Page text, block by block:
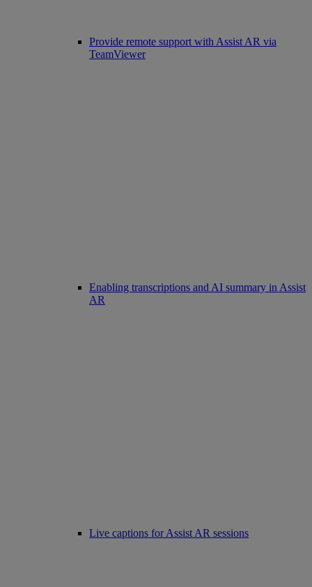
Provide remote support with Assist AR via
TeamViewer
Enabling transcriptions and AI summary in Assist
AR
Live captions for Assist AR sessions